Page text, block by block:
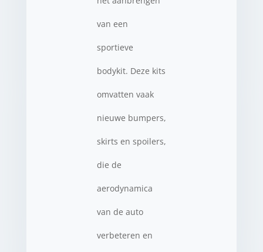
van een
sportieve
bodykit. Deze kits
omvatten vaak
nieuwe bumpers,
skirts en spoilers,
die de
aerodynamica
van de auto
verbeteren en